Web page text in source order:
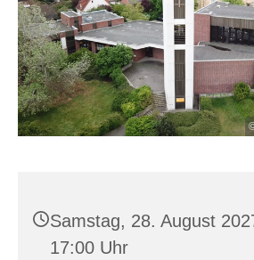
Samstag, 28. August
17:00 Uhr